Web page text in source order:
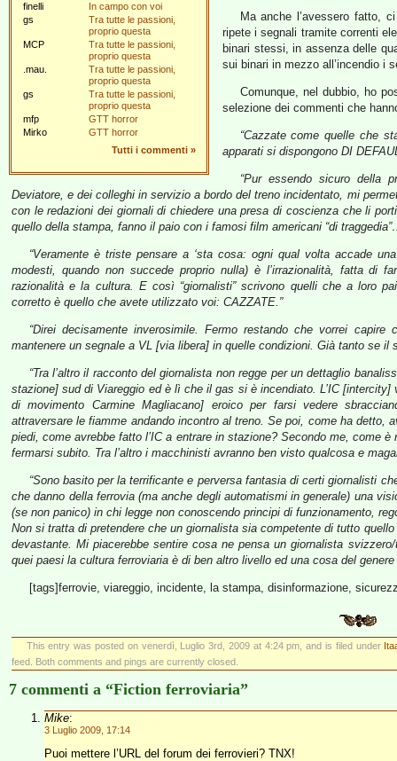
finelli
In campo con voi
gs
Tra tutte le passioni,
proprio questa
MCP
Tra tutte le passioni,
proprio questa
.mau.
Tra tutte le passioni,
proprio questa
gs
Tra tutte le passioni,
proprio questa
mfp
GTT horror
Mirko
GTT horror
Tutti i commenti »
Ma anche l’avessero fatto,
ripete i segnali tramite correnti
binari stessi, in assenza delle
sui binari in mezzo all’incendio i
Comunque, nel dubbio, ho
selezione dei commenti che
“Cazzate come quelle che
apparati si dispongono DI
“Pur essendo sicuro della
Deviatore, e dei colleghi in servizio a bordo del treno incidentato, mi
con le redazioni dei giornali di chiedere una presa di coscienza che li
quello della stampa, fanno il paio con i famosi film americani “di
“Veramente è triste pensare a ‘sta cosa: ogni qual volta accade
modesti, quando non succede proprio nulla) è l’irrazionalità, fatta di
razionalità e la cultura. E così “giornalisti” scrivono quelli che a loro
corretto è quello che avete utilizzato voi: CAZZATE.”
“Direi decisamente inverosimile. Fermo restando che vorrei
mantenere un segnale a VL [via libera] in quelle condizioni. Già tanto se il
“Tra l’altro il racconto del giornalista non regge per un dettaglio
stazione] sud di Viareggio ed è lì che il gas si è incendiato. L’IC[intercity]
di movimento Carmine Magliacano] eroico per farsi vedere
attraversare le fiamme andando incontro al treno. Se poi, come ha detto,
piedi, come avrebbe fatto l’IC a entrare in stazione? Secondo me, come
fermarsi subito. Tra l’altro i macchinisti avranno ben visto qualcosa e
“Sono basito per la terrificante e perversa fantasia di certi giornalisti
che danno della ferrovia (ma anche degli automatismi in generale) una
(se non panico) in chi legge non conoscendo principi di funzionamento,
Non si tratta di pretendere che un giornalista sia competente di tutto
devastante. Mi piacerebbe sentire cosa ne pensa un giornalista
quei paesi la cultura ferroviaria è di ben altro livello ed una cosa del
[tags]ferrovie, viareggio, incidente, la stampa, disinformazione,
This entry was posted on venerdì, Luglio 3rd, 2009 at 4:24 pm, and is filed under
feed. Both comments and pings are currently closed.
7 commenti a “Fiction ferroviaria”
Mike:
3 Luglio 2009, 17:14
Puoi mettere l’URL del forum dei ferrovieri? TNX!